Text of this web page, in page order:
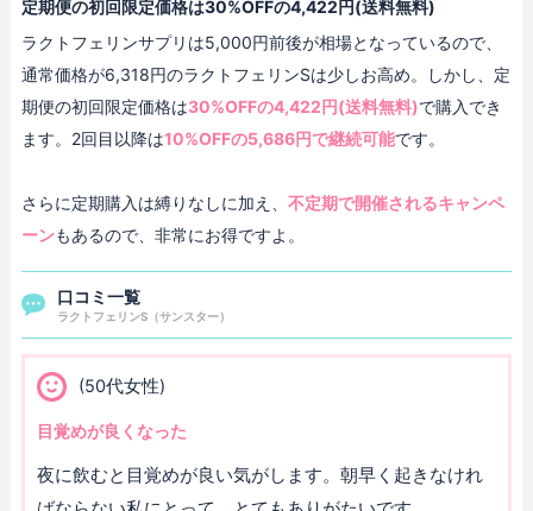
定期便の初回限定価格は30%OFFの4,422円(送料無料)
ラクトフェリンサプリは5,000円前後が相場となっているので、
通常価格が6,318円のラクトフェリンSは少しお高め。しかし、定
期便の初回限定価格は30%OFFの4,422円(送料無料)で購入でき
ます。2回目以降は10%OFFの5,686円で継続可能です。
さらに定期購入は縛りなしに加え、 不定期で開催されるキャンペ
ーンもあるので、非常にお得ですよ。
口コミ一覧
ラクトフェリンS（サンスター）
(50代女性)
目覚めが良くなった
夜に飲むと目覚めが良い気がします。朝早く起きなけれ